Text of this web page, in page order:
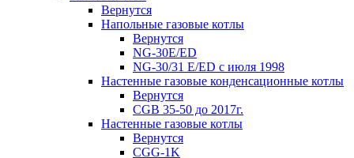
Вернутся
Напольные газовые котлы
Вернутся
NG-30E/ED
NG-30/31 E/ED с июля 1998
Настенные газовые конденсационные котлы
Вернутся
CGB 35-50 до 2017г.
Настенные газовые котлы
Вернутся
CGG-1K